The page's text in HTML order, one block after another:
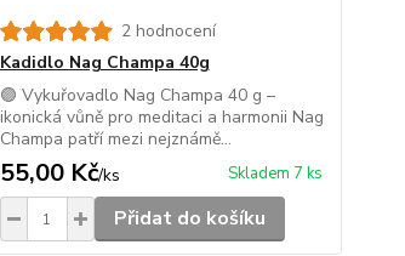
2 hodnocení
Kadidlo Nag Champa 40g
🟣 Vykuřovadlo Nag Champa 40 g –
ikonická vůně pro meditaci a harmonii Nag
Champa patří mezi nejznámě...
55,00 Kč/ks Skladem 7 ks
Přidat do košíku